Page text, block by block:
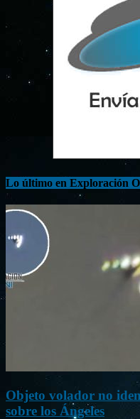
Lo último en Exploración
Objeto volador no
sobre los Ángeles